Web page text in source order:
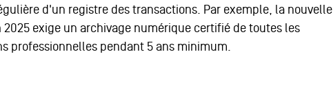
d'un registre des transactions. Par exemple, la nouvelle
exige un archivage numérique certifié de toutes les
professionnelles pendant 5 ans minimum.